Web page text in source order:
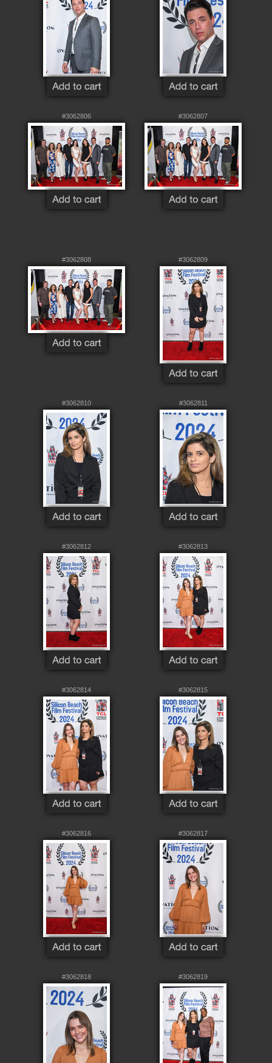
#3062806 #3062807
#3062808 #3062809
#3062810 #3062811
#3062812 #3062813
#3062814 #3062815
#3062816 #3062817
#3062818 #3062819